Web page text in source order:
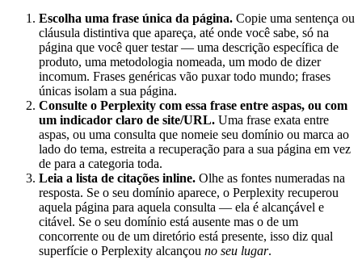
Escolha uma frase única da página. Copie uma sentença ou
cláusula distintiva que apareça, até onde você sabe, só na
página que você quer testar — uma descrição específica de
produto, uma metodologia nomeada, um modo de dizer
incomum. Frases genéricas vão puxar todo mundo; frases
únicas isolam a sua página.
Consulte o Perplexity com essa frase entre aspas, ou com
um indicador claro de site/URL. Uma frase exata entre
aspas, ou uma consulta que nomeie seu domínio ou marca ao
lado do tema, estreita a recuperação para a sua página em vez
de para a categoria toda.
Leia a lista de citações inline. Olhe as fontes numeradas na
resposta. Se o seu domínio aparece, o Perplexity recuperou
aquela página para aquela consulta — ela é alcançável e
citável. Se o seu domínio está ausente mas o de um
concorrente ou de um diretório está presente, isso diz qual
superfície o Perplexity alcançou no seu lugar.